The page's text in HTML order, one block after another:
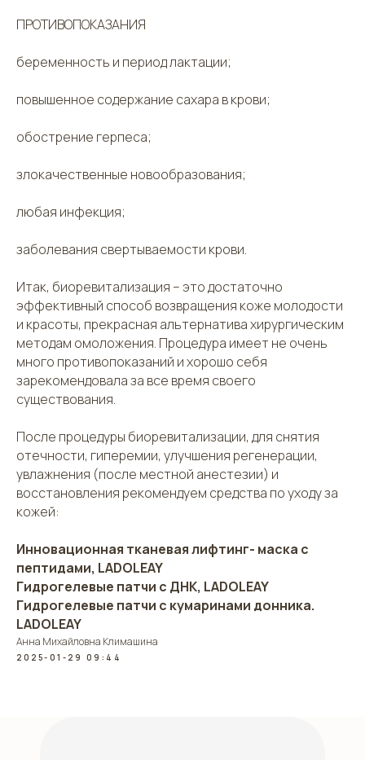
ПРОТИВОПОКАЗАНИЯ
беременность и период лактации;
повышенное содержание сахара в крови;
обострение герпеса;
злокачественные новообразования;
любая инфекция;
заболевания свертываемости крови.
Итак, биоревитализация – это достаточно
эффективный способ возвращения коже молодости
и красоты, прекрасная альтернатива хирургическим
методам омоложения. Процедура имеет не очень
много противопоказаний и хорошо себя
зарекомендовала за все время своего
существования.
После процедуры биоревитализации, для снятия
отечности, гиперемии, улучшения регенерации,
увлажнения (после местной анестезии) и
восстановления рекомендуем средства по уходу за
кожей:
Инновационная тканевая лифтинг- маска с
пептидами, LADOLEAY
Гидрогелевые патчи с ДНК, LADOLEAY
Гидрогелевые патчи с кумаринами донника.
LADOLEAY
Анна Михайловна Климашина
2025-01-29 09:44